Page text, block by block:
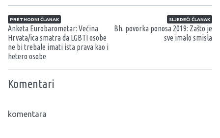
Navigacija članaka
PRETHODNI ČLANAK
Anketa Eurobarometar: Većina
Hrvata/ica smatra da LGBTI osobe
ne bi trebale imati ista prava kao i
hetero osobe
SLJEDEĆI ČLANAK
Bh. povorka ponosa 2019: Zašto je
sve imalo smisla
Komentari
komentara